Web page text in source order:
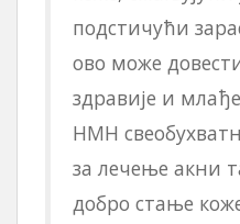
подстичући
ово може
здравије и
НМН
за лечење акни
добро стање